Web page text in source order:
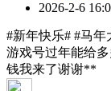
2026-2-6
#新年快乐# #马
游戏号过年能给
钱我来了谢谢**